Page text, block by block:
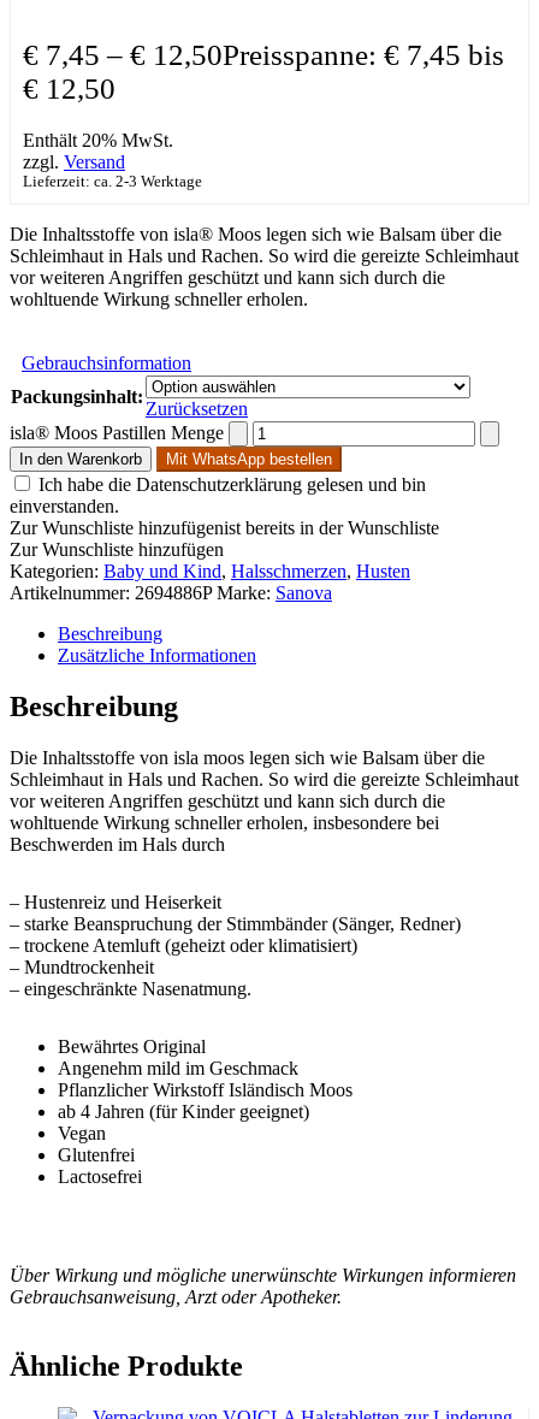
€ 7,45 – € 12,50Preisspanne: € 7,45 bis
€ 12,50
Enthält 20% MwSt.
zzgl. Versand
Lieferzeit: ca. 2-3 Werktage
Die Inhaltsstoffe von isla® Moos legen sich wie Balsam über die
Schleimhaut in Hals und Rachen. So wird die gereizte Schleimhaut
vor weiteren Angriffen geschützt und kann sich durch die
wohltuende Wirkung schneller erholen.
Gebrauchsinformation
Packungsinhalt:
Zurücksetzen
isla® Moos Pastillen Menge
In den Warenkorb Mit WhatsApp bestellen
Ich habe die Datenschutzerklärung gelesen und bin
einverstanden.
Zur Wunschliste hinzufügenist bereits in der Wunschliste
Zur Wunschliste hinzufügen
Kategorien: Baby und Kind, Halsschmerzen, Husten
Artikelnummer: 2694886P Marke: Sanova
Beschreibung
Zusätzliche Informationen
Beschreibung
Die Inhaltsstoffe von isla moos legen sich wie Balsam über die
Schleimhaut in Hals und Rachen. So wird die gereizte Schleimhaut
vor weiteren Angriffen geschützt und kann sich durch die
wohltuende Wirkung schneller erholen, insbesondere bei
Beschwerden im Hals durch
– Hustenreiz und Heiserkeit
– starke Beanspruchung der Stimmbänder (Sänger, Redner)
– trockene Atemluft (geheizt oder klimatisiert)
– Mundtrockenheit
– eingeschränkte Nasenatmung.
Bewährtes Original
Angenehm mild im Geschmack
Pflanzlicher Wirkstoff Isländisch Moos
ab 4 Jahren (für Kinder geeignet)
Vegan
Glutenfrei
Lactosefrei
Über Wirkung und mögliche unerwünschte Wirkungen informieren
Gebrauchsanweisung, Arzt oder Apotheker.
Zusätzliche Informationen
Ähnliche Produkte